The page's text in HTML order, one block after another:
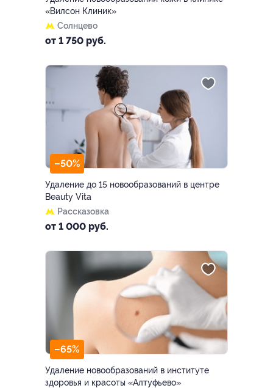
«Вилсон Клиник»
Солнцево
от 1 750 руб.
–50%
Удаление до 15 новообразований в центре
Beauty Vita
Рассказовка
от 1 000 руб.
–65%
Удаление новообразований в институте
здоровья и красоты «Алтуфьево»